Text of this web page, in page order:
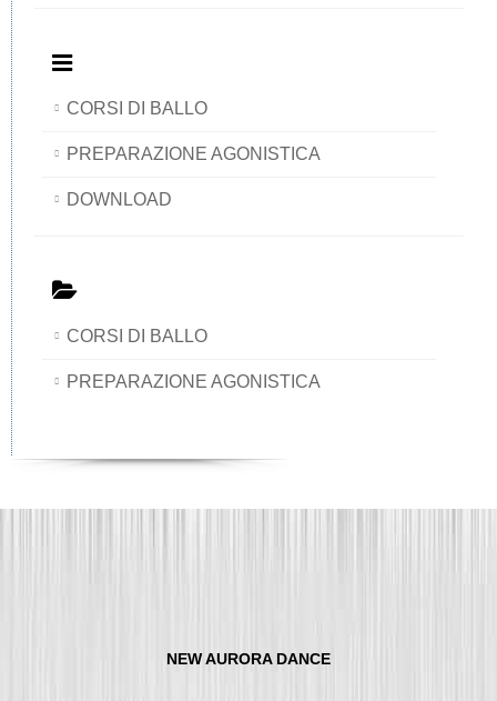
CORSI DI BALLO
PREPARAZIONE AGONISTICA
DOWNLOAD
CORSI DI BALLO
PREPARAZIONE AGONISTICA
NEW AURORA DANCE